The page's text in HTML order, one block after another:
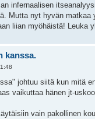
infernaalisen
Mutta nyt hyvän
liian myöhäistä! Leuka
kanssa.
johtuu siitä kun mitä
vaikuttaa hänen jt-
vain pakollinen